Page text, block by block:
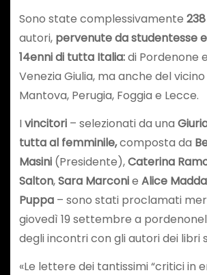
Sono state complessivamente 238
autori, pervenute da studentesse
14enni di tutta Italia:di Pordenone
Venezia Giulia, ma anche del
Mantova, Perugia, Foggia e Lecce.
Ivincitori– selezionati da una
tutta al femminile,composta da
Masini(Presidente),Caterina
Salton,Sara Marconie Alice
Puppa– sono stati proclamati
giovedì 19 settembre a
degli incontri con gli autori dei libri
«Le lettere dei tantissimi “critici in